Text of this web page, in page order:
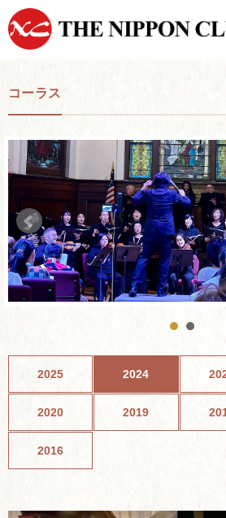
コーラス
2025 2024
2020 2019
2016
日本クラブメンバーログイン
はじめてご利用の方は